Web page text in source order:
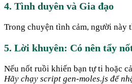
4. Tình duyên và Gia đạo
Trong chuyện tình cảm, người này
5. Lời khuyên: Có nên tẩy
Nếu nốt ruồi khiến bạn tự ti hoặc
Hãy chạy script gen-moles.js để